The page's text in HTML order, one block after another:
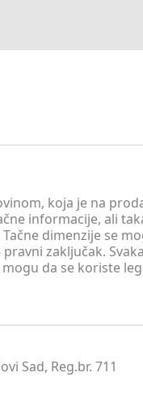
koja je na
informacije, ali
dimenzije se
zaključak.
da se koriste
Sad, Reg.br. 711